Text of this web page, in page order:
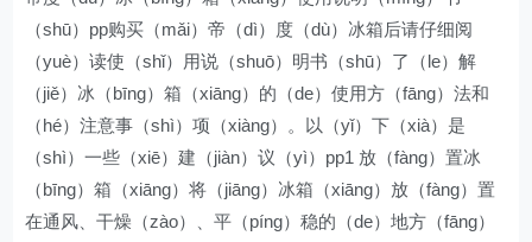
（shū）pp购买（mǎi）帝（dì）度（dù）冰箱后请仔细阅
（yuè）读使（shǐ）用说（shuō）明书（shū）了（le）解
（jiě）冰（bīng）箱（xiāng）的（de）使用方（fāng）法和
（hé）注意事（shì）项（xiàng）。以（yǐ）下（xià）是
（shì）一些（xiē）建（jiàn）议（yì）pp1 放（fàng）置冰
（bīng）箱（xiāng）将（jiāng）冰箱（xiāng）放（fàng）置
在通风、干燥（zào）、平（píng）稳的（de）地方（fāng）